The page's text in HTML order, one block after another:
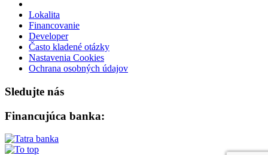
Lokalita
Financovanie
Developer
Často kladené otázky
Nastavenia Cookies
Ochrana osobných údajov
Sledujte nás
Financujúca banka: